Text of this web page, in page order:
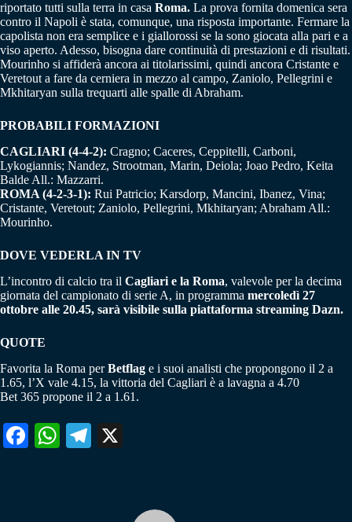
riportato tutti sulla terra in casa Roma. La prova fornita domenica sera
contro il Napoli è stata, comunque, una risposta importante. Fermare la
capolista non era semplice e i giallorossi se la sono giocata alla pari e a
viso aperto. Adesso, bisogna dare continuità di prestazioni e di risultati.
Mourinho si affiderà ancora ai titolarissimi, quindi ancora Cristante e
Veretout a fare da cerniera in mezzo al campo, Zaniolo, Pellegrini e
Mkhitaryan sulla trequarti alle spalle di Abraham.
PROBABILI FORMAZIONI
CAGLIARI (4-4-2): Cragno; Caceres, Ceppitelli, Carboni,
Lykogiannis; Nandez, Strootman, Marin, Deiola; Joao Pedro, Keita
Balde All.: Mazzarri.
ROMA (4-2-3-1): Rui Patricio; Karsdorp, Mancini, Ibanez, Vina;
Cristante, Veretout; Zaniolo, Pellegrini, Mkhitaryan; Abraham All.:
Mourinho.
DOVE VEDERLA IN TV
L’incontro di calcio tra il Cagliari e la Roma, valevole per la decima
giornata del campionato di serie A, in programma mercoledì 27
ottobre alle 20.45, sarà visibile sulla piattaforma streaming Dazn.
QUOTE
Favorita la Roma perBetflag e i suoi analisti che propongono il 2 a
1.65, l’X vale 4.15, la vittoria del Cagliari è a lavagna a 4.70
Bet 365 propone il 2 a 1.61.
Fa W
Te